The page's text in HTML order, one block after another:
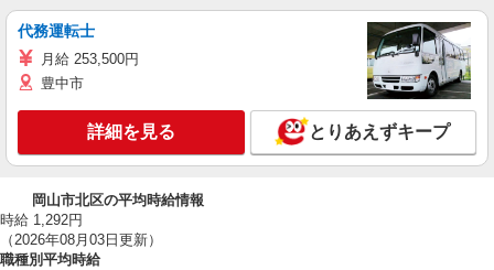
代務運転士
月給 253,500円
豊中市
詳細を見る とりあえずキープ
岡山市北区の平均時給情報
時給 1,292円
（2026年08月03日更新）
職種別平均時給